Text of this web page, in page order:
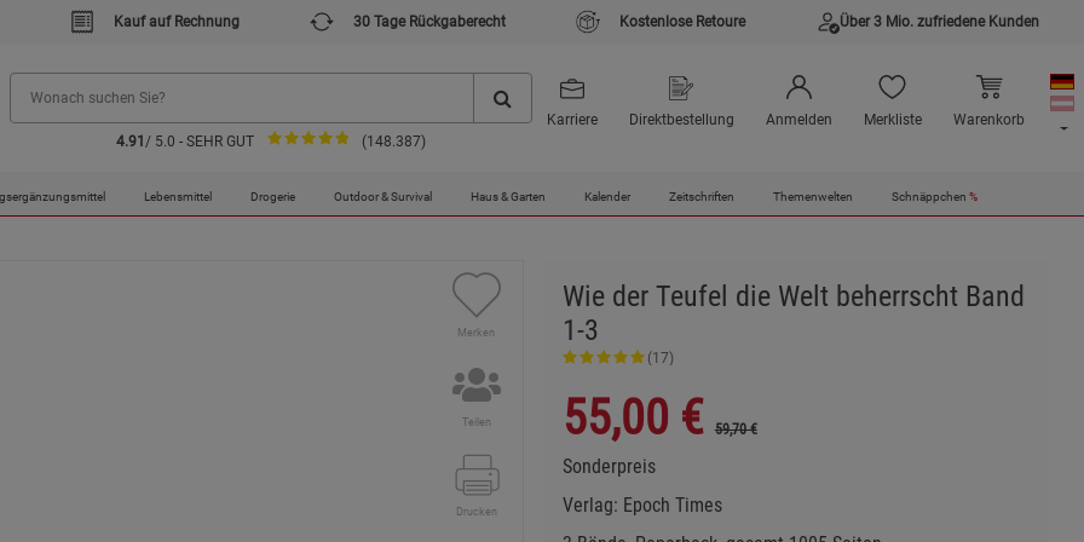
Kauf auf Rechnung 30 Tage Rückgaberecht Kostenlose Retoure Über 3 Mio. zufriedene Kunden
4.91 / 5.0 - SEHR GUT (148.387)
Karriere Direktbestellung Anmelden Merkliste Warenkorb
Lebensmittel Drogerie Outdoor & Survival Haus & Garten Kalender Zeitschriften Themenwelten Schnäppchen %
die Welt beherrscht Band 1-3
Merken
Teilen
Drucken
Wie der Teufel die Welt beherrscht Band
1-3
(17)
55,00 € 59,70 €
Sonderpreis
Verlag: Epoch Times